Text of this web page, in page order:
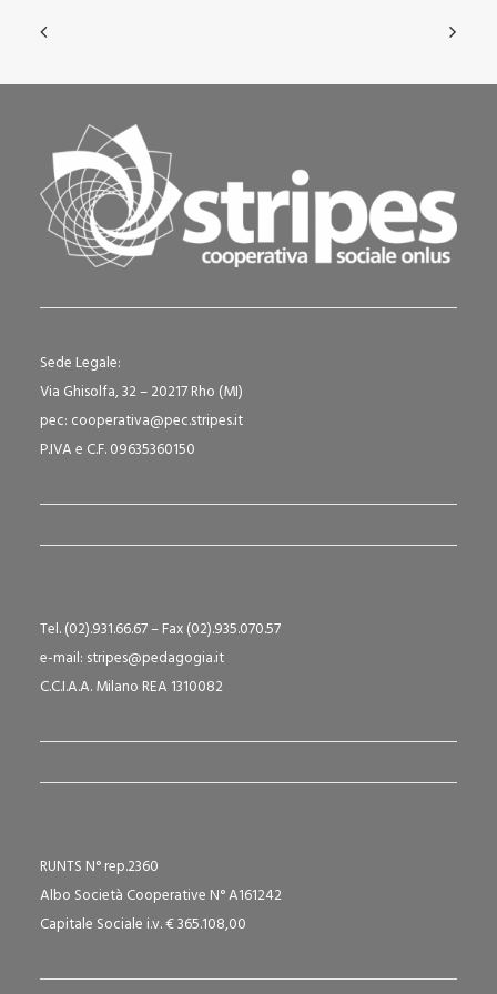
Sede Legale:
Via Ghisolfa, 32 – 20217 Rho (MI)
pec: cooperativa@pec.stripes.it
P.IVA e C.F. 09635360150
Tel. (02).931.66.67 – Fax (02).935.070.57
e-mail: stripes@pedagogia.it
C.C.I.A.A. Milano REA 1310082
RUNTS N° rep.2360
Albo Società Cooperative N° A161242
Capitale Sociale i.v. € 365.108,00